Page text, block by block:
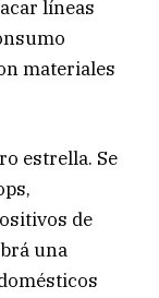
líneas
materiales
estrella. Se
de
una